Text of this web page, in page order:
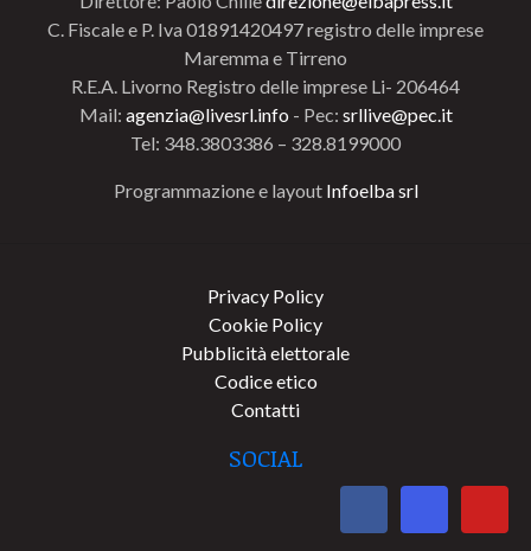
C. Fiscale e P. Iva 01891420497 registro delle imprese
Maremma e Tirreno
R.E.A. Livorno Registro delle imprese Li- 206464
Mail: agenzia@livesrl.info - Pec: srllive@pec.it
Tel: 348.3803386 – 328.8199000
Programmazione e layout Infoelba srl
Privacy Policy
Cookie Policy
Pubblicità elettorale
Codice etico
Contatti
SOCIAL